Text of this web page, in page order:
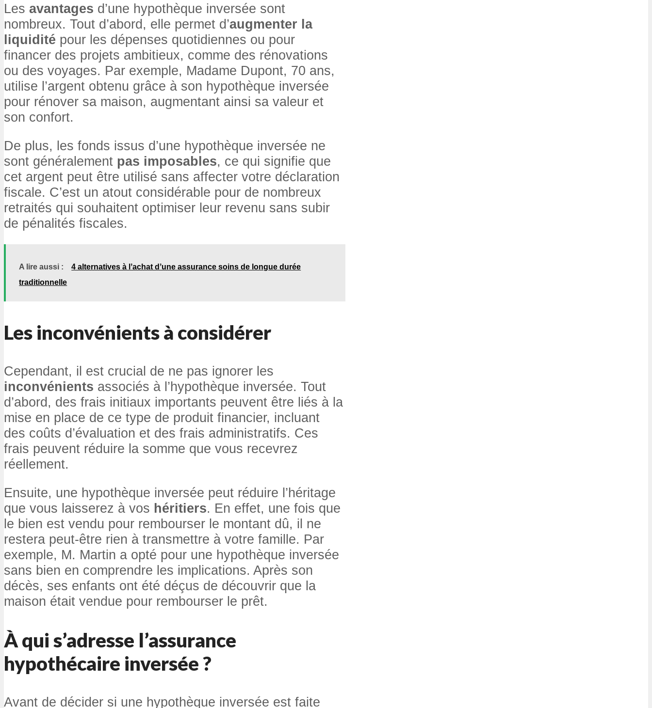
Les avantages d’une hypothèque inversée sont
nombreux. Tout d’abord, elle permet d’augmenter la
liquidité pour les dépenses quotidiennes ou pour
financer des projets ambitieux, comme des rénovations
ou des voyages. Par exemple, Madame Dupont, 70 ans,
utilise l’argent obtenu grâce à son hypothèque inversée
pour rénover sa maison, augmentant ainsi sa valeur et
son confort.
De plus, les fonds issus d’une hypothèque inversée ne
sont généralement pas imposables, ce qui signifie que
cet argent peut être utilisé sans affecter votre déclaration
fiscale. C’est un atout considérable pour de nombreux
retraités qui souhaitent optimiser leur revenu sans subir
de pénalités fiscales.
A lire aussi :
4 alternatives à lʼachat dʼune assurance soins de longue durée
traditionnelle
Les inconvénients à considérer
Cependant, il est crucial de ne pas ignorer les
inconvénients associés à l’hypothèque inversée. Tout
d’abord, des frais initiaux importants peuvent être liés à la
mise en place de ce type de produit financier, incluant
des coûts d’évaluation et des frais administratifs. Ces
frais peuvent réduire la somme que vous recevrez
réellement.
Ensuite, une hypothèque inversée peut réduire l’héritage
que vous laisserez à vos héritiers. En effet, une fois que
le bien est vendu pour rembourser le montant dû, il ne
restera peut-être rien à transmettre à votre famille. Par
exemple, M. Martin a opté pour une hypothèque inversée
sans bien en comprendre les implications. Après son
décès, ses enfants ont été déçus de découvrir que la
maison était vendue pour rembourser le prêt.
À qui s’adresse l’assurance
hypothécaire inversée ?
Avant de décider si une hypothèque inversée est faite